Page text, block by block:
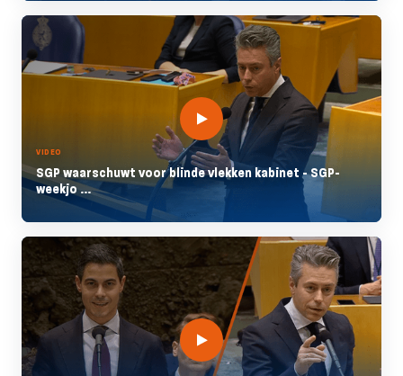
VIDEO
SGP waarschuwt voor blinde vlekken kabinet - SGP-
weekjo ...